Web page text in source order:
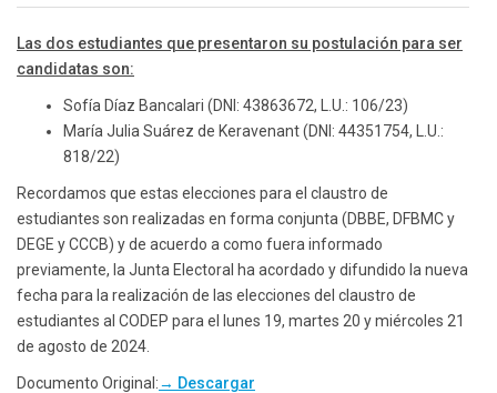
Las dos estudiantes que presentaron su postulación para ser
candidatas son:
Sofía Díaz Bancalari (DNI: 43863672, L.U.: 106/23)
María Julia Suárez de Keravenant (DNI: 44351754, L.U.:
818/22)
Recordamos que estas elecciones para el claustro de
estudiantes son realizadas en forma conjunta (DBBE, DFBMC y
DEGE y CCCB) y de acuerdo a como fuera informado
previamente, la Junta Electoral ha acordado y difundido la nueva
fecha para la realización de las elecciones del claustro de
estudiantes al CODEP para el lunes 19, martes 20 y miércoles 21
de agosto de 2024.
Documento Original:→ Descargar